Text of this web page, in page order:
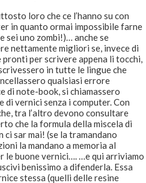
loro che ce l’hanno su con
in quanto ormai impossibile farne
sei uno zombi!)… anche se
nettamente migliori se, invece di
pronti per scrivere appena li tocchi,
in tutte le lingue che
qualsiasi errore
di note-book, si chiamassero
vernici senza i computer. Con
tra l’altro devono consultare
che la formula della miscela di
ci sar mai! (se la tramandano
la mandano a memoria al
le buone vernici…. …e qui arriviamo
benissimo a difenderla. Essa
stessa (quelli delle resine